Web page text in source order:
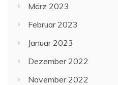
März 2023
Februar 2023
Januar 2023
Dezember 2022
November 2022